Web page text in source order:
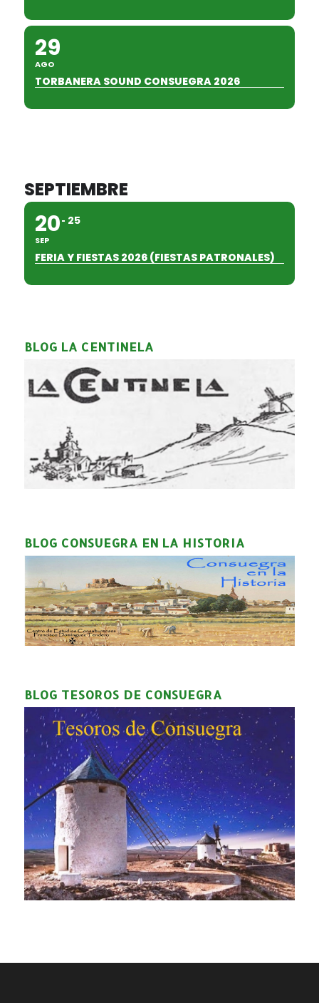
29
AGO
TORBANERA SOUND CONSUEGRA 2026
SEPTIEMBRE
20
SEP
25
FERIA Y FIESTAS 2026 (FIESTAS PATRONALES)
BLOG LA CENTINELA
BLOG CONSUEGRA EN LA HISTORIA
BLOG TESOROS DE CONSUEGRA